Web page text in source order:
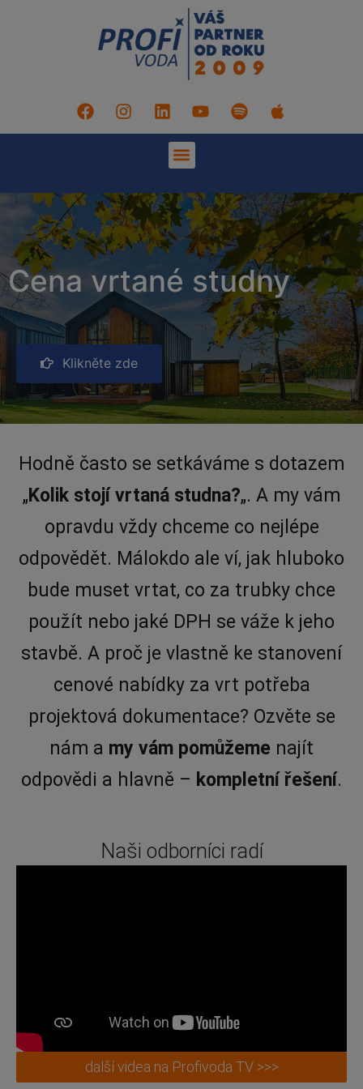
Cena vrtané studny
Klikněte zde
Hodně často se setkáváme s dotazem
„Kolik stojí vrtaná studna?„. A my vám
opravdu vždy chceme co nejlépe
odpovědět. Málokdo ale ví, jak hluboko
bude muset vrtat, co za trubky chce
použít nebo jaké DPH se váže k jeho
stavbě. A proč je vlastně ke stanovení
cenové nabídky za vrt potřeba
projektová dokumentace? Ozvěte se
nám a my vám pomůžeme najít
odpovědi a hlavně – kompletní řešení.
Naši odborníci radí
další videa na Profivoda TV >>>